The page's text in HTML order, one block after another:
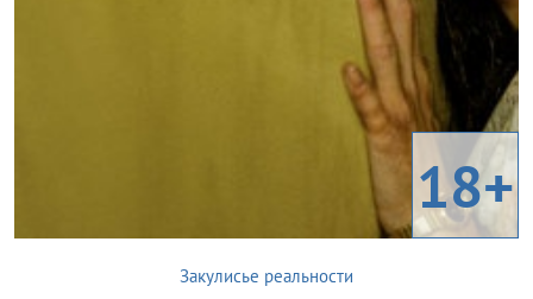
18+
Закулисье реальности